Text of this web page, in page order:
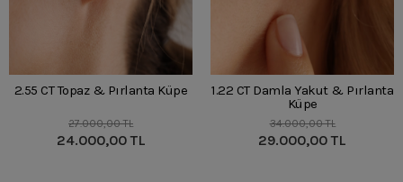
2.55 CT Topaz & Pırlanta Küpe
27.000,00 TL
24.000,00 TL
1.22 CT Damla Yakut & Pırlanta
Küpe
34.000,00 TL
29.000,00 TL